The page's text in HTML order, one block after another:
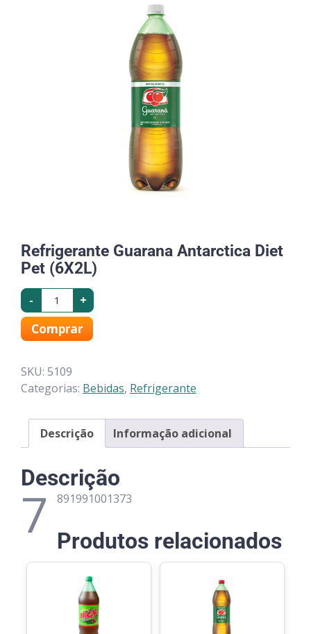
Refrigerante Guarana Antarctica Diet
Pet (6X2L)
- +
Comprar
SKU: 5109
Categorias: Bebidas, Refrigerante
Descrição Informação adicional
Descrição
7 891991001373
Produtos relacionados